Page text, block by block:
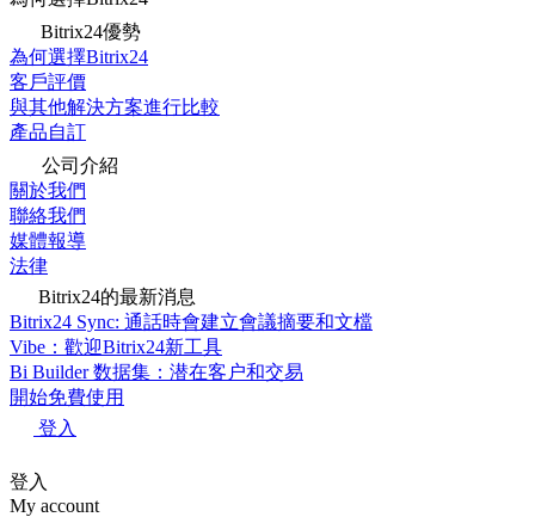
Bitrix24優勢
為何選擇Bitrix24
客戶評價
與其他解決方案進行比較
產品自訂
公司介紹
關於我們
聯絡我們
媒體報導
法律
Bitrix24的最新消息
Bitrix24 Sync: 通話時會建立會議摘要和文檔
Vibe：歡迎Bitrix24新工具
Bi Builder 数据集：潜在客户和交易
開始免費使用
登入
登入
My account